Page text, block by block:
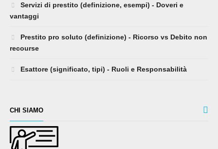
Servizi di prestito (definizione, esempi) - Doveri e
vantaggi
Prestito pro soluto (definizione) - Ricorso vs Debito non
recourse
Esattore (significato, tipi) - Ruoli e Responsabilità
CHI SIAMO